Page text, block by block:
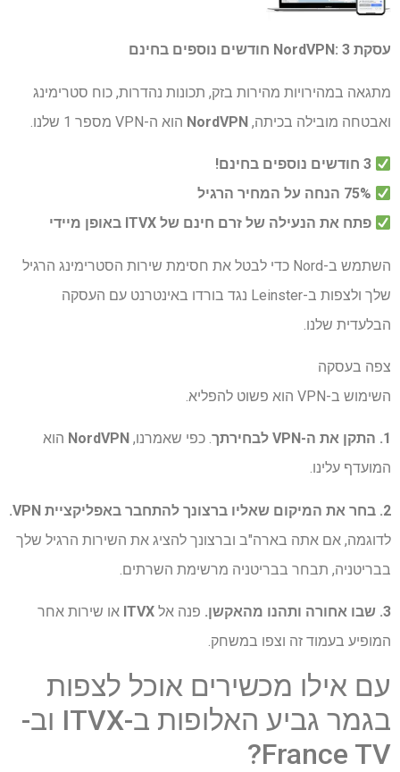
עסקת NordVPN: 3 חודשים נוספים בחינם
מתגאה במהירויות מהירות בזק, תכונות נהדרות, כוח סטרימינג
ואבטחה מובילה בכיתה, NordVPN הוא ה-VPN מספר 1 שלנו.
3 חודשים נוספים בחינם!
פתח את הנעילה של זרם חינם של ITVX באופן מיידי
השתמש ב-Nord כדי לבטל את חסימת שירות הסטרימינג הרגיל
שלך ולצפות ב-Leinster נגד בורדו באינטרנט עם העסקה
הבלעדית שלנו.
צפה בעסקה
השימוש ב-VPN הוא פשוט להפליא.
1. התקן את ה-VPN לבחירתך . כפי שאמרנו, NordVPN הוא
המועדף עלינו.
2. בחר את המיקום שאליו ברצונך להתחבר באפליקציית VPN.
לדוגמה, אם אתה בארה"ב וברצונך להציג את השירות הרגיל שלך
בבריטניה, תבחר בבריטניה מרשימת השרתים.
3. שבו אחורה ותהנו מהאקשן. פנה אל ITVX או שירות אחר
המופיע בעמוד זה וצפו במשחק.
עם אילו מכשירים אוכל לצפות
בגמר גביע האלופות ב-ITVX וב-
France TV?